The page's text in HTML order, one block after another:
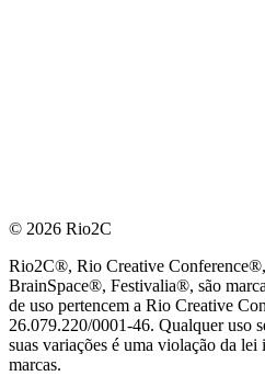
© 2026 Rio2C
Rio2C®, Rio Creative
BrainSpace®, Festivalia®, são
de uso pertencem a Rio Creative
26.079.220/0001-46. Qualquer uso
suas variações é uma violação da
marcas.